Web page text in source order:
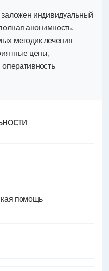
индивидуальный
анонимность,
методик лечения
цены,
оперативность
помощь